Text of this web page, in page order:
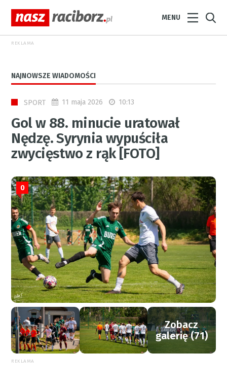
MENU
REKLAMA
NAJNOWSZE WIADOMOŚCI
SPORT 11 maja 2026 10:13
Gol w 88. minucie uratował
Nędzę. Syrynia wypuściła
zwycięstwo z rąk [FOTO]
0
Zobacz
galerię (71)
REKLAMA